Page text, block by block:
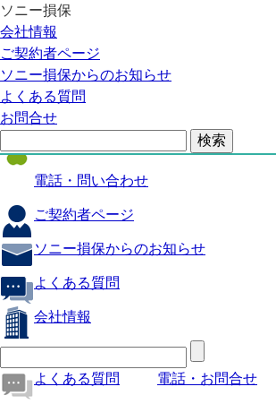
ソニー損保
会社情報
ご契約者ページ
ソニー損保からのお知らせ
よくある質問
お問合せ
自動車保険
医療保険
火災保険
海外旅行保険
電話・問い合わせ
ご契約者ページ
ソニー損保からのお知らせ
よくある質問
会社情報
よくある質問 電話・お問合せ